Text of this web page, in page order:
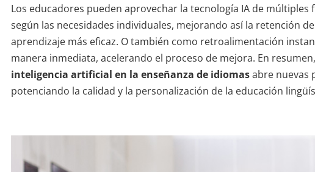
Los educadores pueden aprovechar la tecnología IA de múltiples
según las necesidades individuales, mejorando así la retención
aprendizaje más eficaz. O también como retroalimentación
manera inmediata, acelerando el proceso de mejora. En
inteligencia artificial en la enseñanza de idiomasabre nuevas
potenciando la calidad y la personalización de la educación